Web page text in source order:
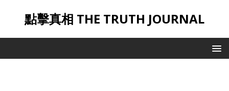
點擊真相 THE TRUTH JOURNAL